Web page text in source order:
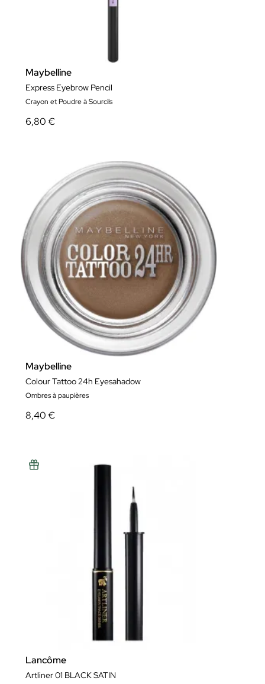
Maybelline
Express Eyebrow Pencil
Crayon et Poudre à Sourcils
6,80 €
Maybelline
Colour Tattoo 24h Eyesahadow
Ombres à paupières
8,40 €
Lancôme
Artliner 01 BLACK SATIN